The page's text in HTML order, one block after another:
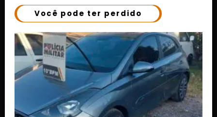
Você pode ter perdido